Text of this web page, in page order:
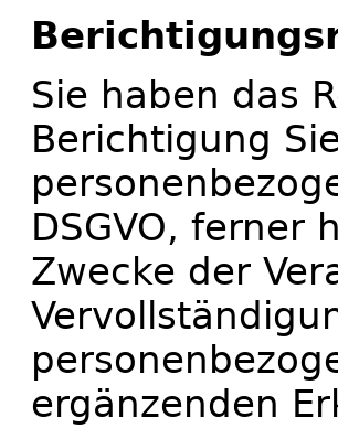
Sie haben das
Berichtigung
DSGVO, ferner
Zwecke der
ergänzenden